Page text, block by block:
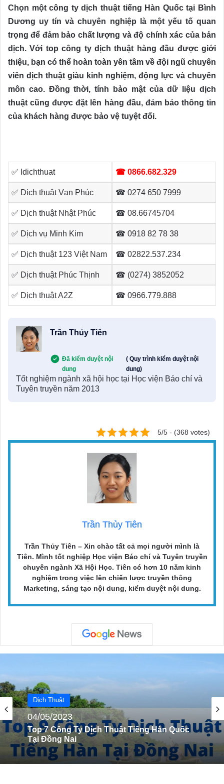
Chọn một công ty dịch thuật tiếng Hàn Quốc tại Bình
Dương uy tín và chuyên nghiệp là một yếu tố quan
trọng để đảm bảo chất lượng và độ chính xác của bản
dịch. Với top công ty dịch thuật hàng đầu được giới
thiệu, bạn có thể hoàn toàn yên tâm về đội ngũ chuyên
viên dịch thuật giàu kinh nghiệm, động lực và chuyên
môn cao. Đồng thời, tính bảo mật của dữ liệu dịch
thuật cũng được đặt lên hàng đầu, đảm bảo thông tin
của khách hàng được bảo vệ tuyệt đối.
✅ Idichthuat ☎ 0866.682.329
✅ Dịch thuật Vạn Phúc ☎ 0274 650 7999
✅ Dịch thuật Nhật Phúc ☎ 08.66745704
✅ Dịch vụ Minh Kim ☎ 0918 82 78 38
✅ Dịch thuật 123 Việt Nam ☎ 02822.537.234
✅ Dịch thuật Phúc Thịnh ☎ (0274) 3852052
✅ Dịch thuật A2Z ☎ 0966.779.888
Trần Thủy Tiên
Đã kiểm duyệt nội
dung
( Quy trình kiểm duyệt nội
dung)
Tốt nghiệm ngành xã hội học tại Học viện Báo chí và
Tuyên truyền năm 2013
5/5 - (368 votes)
Trần Thủy Tiên
Trần Thủy Tiên – Xin chào tất cả mọi người mình là
Tiên. Mình tốt nghiệp Học viện Báo chí và Tuyên truyền
chuyên ngành Xã Hội Học. Tiên có hơn 10 năm kinh
nghiệm trong việc lên chiến lược truyền thông
Marketing, sáng tạo nội dung, kiểm duyệt nội dung.
Dịch Thuật
04/05/2023
Dịch Thuật
04/05/2023
Top 9 Công Ty Dịch Thuật Tiếng Anh Tại